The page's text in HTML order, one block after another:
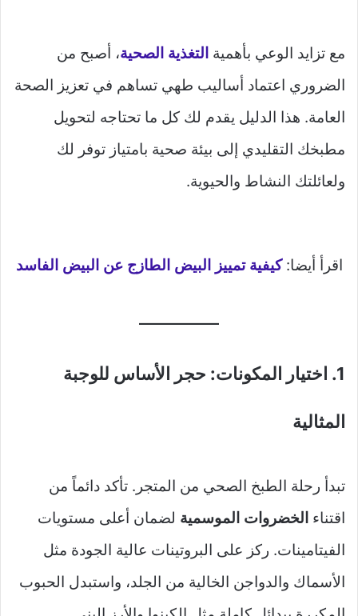
مع تزايد الوعي بأهمية التغذية الصحية، أصبح من
الضروري اعتماد أساليب طهي تساهم في تعزيز الصحة
العامة. هذا الدليل يقدم لك كل ما تحتاجه لتحويل
مطبخك التقليدي إلى بيئة صحية بامتياز توفر لك
ولعائلتك النشاط والحيوية.
اقرأ أيضا:كيفية تمييز البيض الطازج عن البيض الفاسد
1. اختيار المكونات: حجر الأساس للوجبة
المثالية
تبدأ رحلة الطبخ الصحي من المتجر. تأكد دائماً من
اقتناء الخضروات الموسمية لضمان أعلى مستويات
الفيتامينات. ركز على البروتينات عالية الجودة مثل
الأسماك والدواجن الخالية من الجلد، واستبدل الحبوب